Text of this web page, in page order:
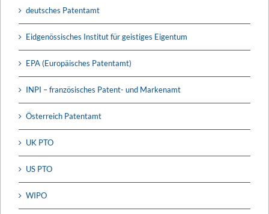
deutsches Patentamt
Eidgenössisches Institut für geistiges Eigentum
EPA (Europäisches Patentamt)
INPI – französisches Patent- und Markenamt
Österreich Patentamt
UK PTO
US PTO
WIPO